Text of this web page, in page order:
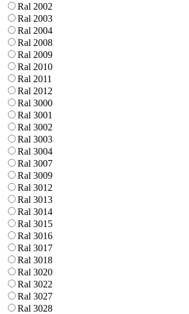
Ral 2002
Ral 2003
Ral 2004
Ral 2008
Ral 2009
Ral 2010
Ral 2011
Ral 2012
Ral 3000
Ral 3001
Ral 3002
Ral 3003
Ral 3004
Ral 3007
Ral 3009
Ral 3012
Ral 3013
Ral 3014
Ral 3015
Ral 3016
Ral 3017
Ral 3018
Ral 3020
Ral 3022
Ral 3027
Ral 3028